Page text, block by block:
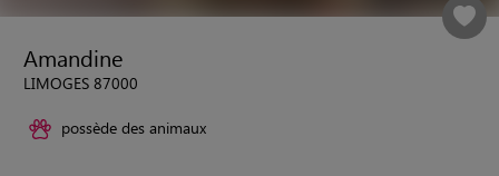
Amandine
LIMOGES 87000
possède des animaux